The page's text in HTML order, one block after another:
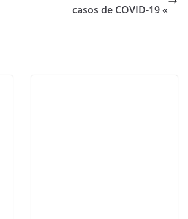
casos de COVID-19 «